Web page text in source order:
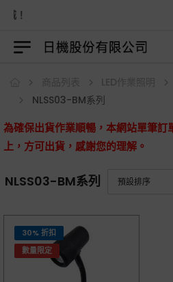
城！
NLSS03-BM系列
為確保出貨作業順暢，本網站單筆
上，方可出貨，感謝您的理解。
NLSS03-BM系列
30% 折扣
數量限定